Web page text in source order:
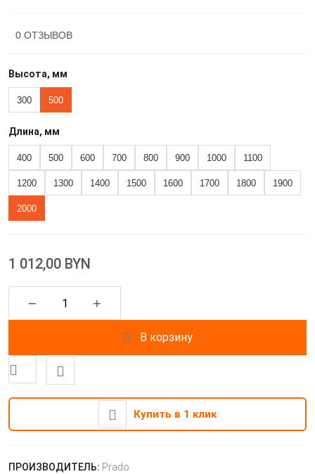
0 ОТЗЫВОВ
Высота, мм
300 500
Длина, мм
400 500 600 700 800 900 1000 1100
1200 1300 1400 1500 1600 1700 1800 1900
2000
1 012,00 BYN
− +
В корзину
Купить в 1 клик
ПРОИЗВОДИТЕЛЬ: Prado